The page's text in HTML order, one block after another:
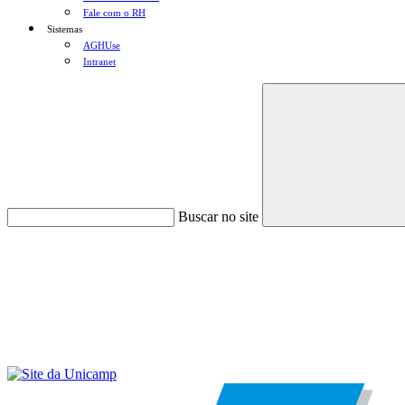
Fale com o RH
Sistemas
AGHUse
Intranet
Buscar no site